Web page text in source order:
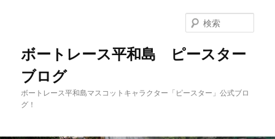
ボートレース平和島 ピースター
ブログ
ボートレース平和島マスコットキャラクター「ピースター」公式ブロ
グ！
索